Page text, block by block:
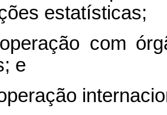
estatísticas;
com
e